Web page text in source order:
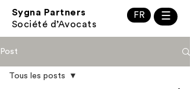
Sygna Partners
Société d’Avocats
FR ☰
Post
Tous les posts